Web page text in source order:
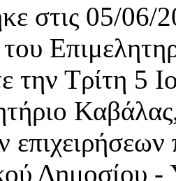
στις 05/06/
την Τρίτη 5
επιχειρήσεων
Δημοσίου